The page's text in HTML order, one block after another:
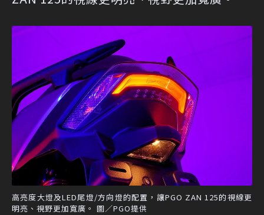
高亮度大燈及LED尾燈/方向燈的配置，讓PGO ZAN 125的視線更
明亮、視野更加寬廣。 圖／PGO提供